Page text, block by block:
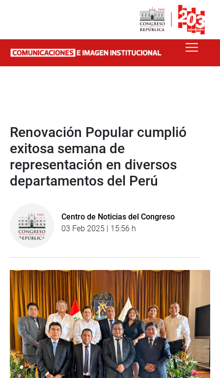
Renovación Popular cumplió
exitosa semana de
representación en diversos
departamentos del Perú
Centro de Noticias del Congreso
03 Feb 2025 | 15:56 h